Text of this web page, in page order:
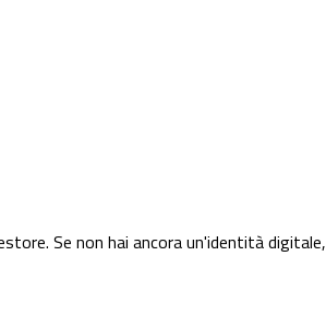
Se non hai ancora un'identità digitale,